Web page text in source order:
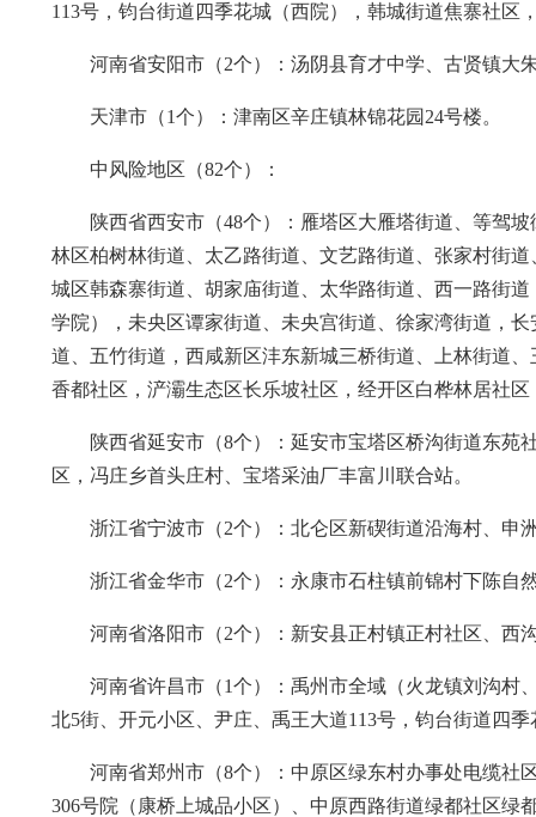
113号，钧台街道四季花城（西院），韩城街道焦寨社区
河南省安阳市（2个）：汤阴县育才中学、古贤镇大
天津市（1个）：津南区辛庄镇林锦花园24号楼。
中风险地区（82个）：
陕西省西安市（48个）：雁塔区大雁塔街道、等驾
林区柏树林街道、太乙路街道、文艺路街道、张家村街
城区韩森寨街道、胡家庙街道、太华路街道、西一路街
学院），未央区谭家街道、未央宫街道、徐家湾街道，
道、五竹街道，西咸新区沣东新城三桥街道、上林街道
香都社区，浐灞生态区长乐坡社区，经开区白桦林居社
陕西省延安市（8个）：延安市宝塔区桥沟街道东
区，冯庄乡首头庄村、宝塔采油厂丰富川联合站。
浙江省宁波市（2个）：北仑区新碶街道沿海村、申
浙江省金华市（2个）：永康市石柱镇前锦村下陈自
河南省洛阳市（2个）：新安县正村镇正村社区、西
河南省许昌市（1个）：禹州市全域（火龙镇刘沟村
北5街、开元小区、尹庄、禹王大道113号，钧台街道四
河南省郑州市（8个）：中原区绿东村办事处电缆社
306号院（康桥上城品小区）、中原西路街道绿都社区绿